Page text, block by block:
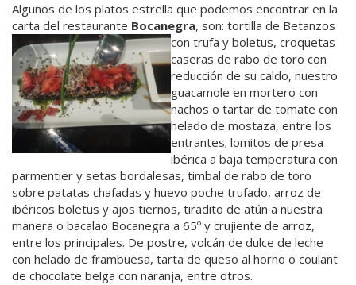
Algunos de los platos estrella que podemos encontrar en la
carta del restaurante Bocanegra, son: tortilla de Betanzos
con trufa y boletus, croquetas
caseras de rabo de toro con
reducción de su caldo, nuestro
guacamole en mortero con
nachos o tartar de tomate con
helado de mostaza, entre los
entrantes; lomitos de presa
ibérica a baja temperatura con
parmentier y setas bordalesas, timbal de rabo de toro
sobre patatas chafadas y huevo poche trufado, arroz de
ibéricos boletus y ajos tiernos, tiradito de atún a nuestra
manera o bacalao Bocanegra a 65º y crujiente de arroz,
entre los principales. De postre, volcán de dulce de leche
con helado de frambuesa, tarta de queso al horno o coulant
de chocolate belga con naranja, entre otros.